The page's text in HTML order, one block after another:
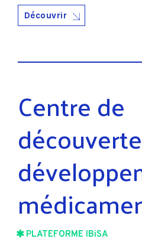
Découvrir
Centre de
PLATEFORME IBiSA